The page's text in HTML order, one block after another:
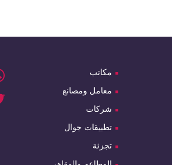
مكاتب
معامل ومصانع
شركات
تطبيقات جوال
تجزئة